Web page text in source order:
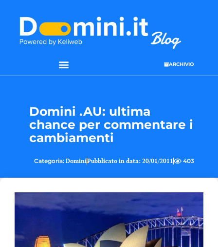
ARCHIVIO
Domini .AU: ultima
chance per commentare i
cambiamenti
Categoria: DominiPubblicato in data: 20/01/2011 403